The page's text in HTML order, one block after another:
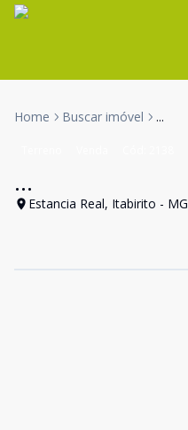
Home Buscar imóvel ...
...
Estancia Real, Itabirito - MG